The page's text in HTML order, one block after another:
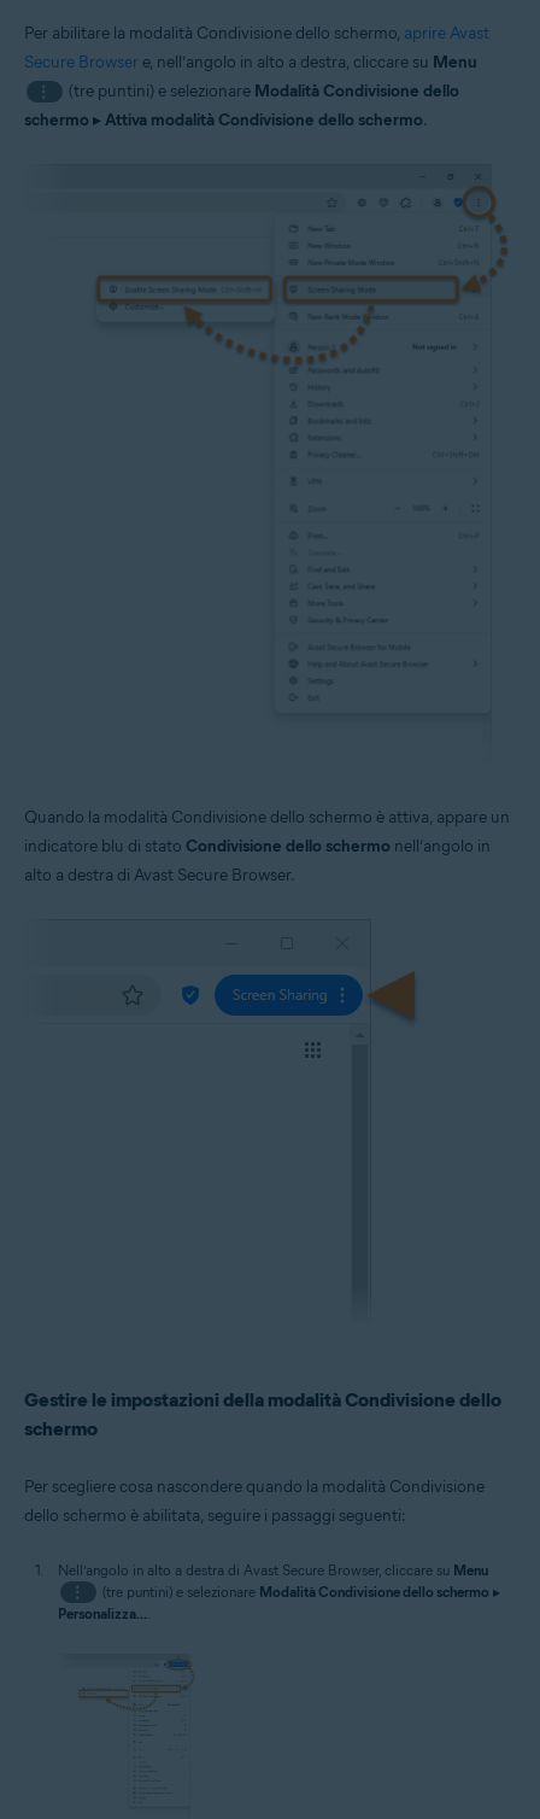
Per abilitare la modalità Condivisione dello schermo, aprire Avast
Secure Browser e, nell’angolo in alto a destra, cliccare su Menu
⋮ (tre puntini) e selezionare Modalità Condivisione dello
schermo ▸Attiva modalità Condivisione dello schermo.
Quando la modalità Condivisione dello schermo è attiva, appare un
indicatore blu di stato Condivisione dello schermo nell’angolo in
alto a destra di Avast Secure Browser.
Gestire le impostazioni della modalità Condivisione dello
schermo
Per scegliere cosa nascondere quando la modalità Condivisione
dello schermo è abilitata, seguire i passaggi seguenti:
Nell’angolo in alto a destra di Avast Secure Browser, cliccare su Menu
⋮
(tre puntini) e selezionare Modalità Condivisione dello schermo ▸
Personalizza...